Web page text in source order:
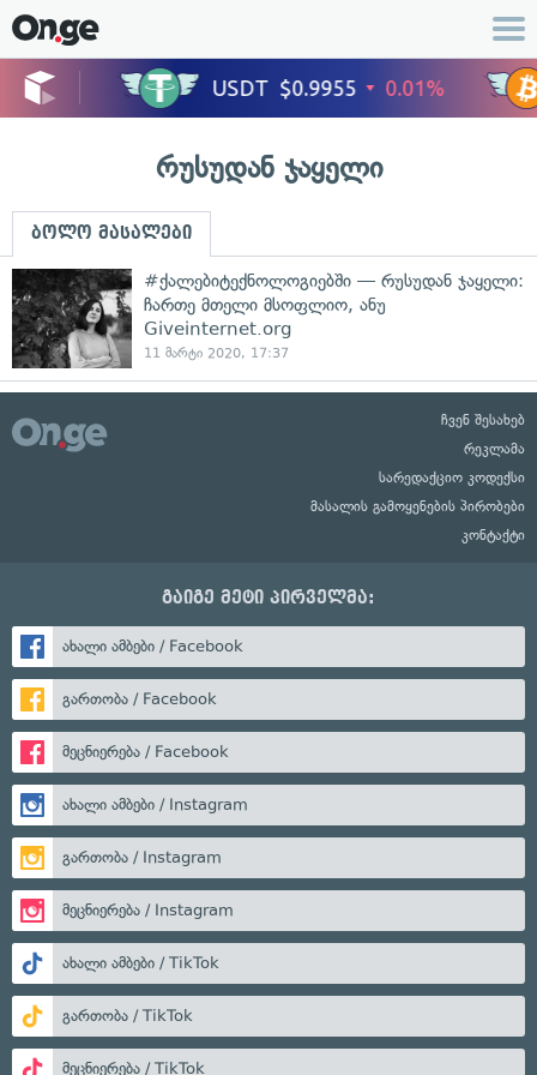
რუსუდან ჯაყელი
ბოლო მასალები
#ქალებიტექნოლოგიებში — რუსუდან ჯაყელი:
ჩართე მთელი მსოფლიო, ანუ
Giveinternet.org
11 მარტი 2020, 17:37
ჩვენ შესახებ
რეკლამა
სარედაქციო კოდექსი
მასალის გამოყენების პირობები
კონტაქტი
გაიგე მეტი პირველმა:
ახალი ამბები / Facebook
გართობა / Facebook
მეცნიერება / Facebook
ახალი ამბები / Instagram
გართობა / Instagram
მეცნიერება / Instagram
ახალი ამბები / TikTok
გართობა / TikTok
მეცნიერება / TikTok